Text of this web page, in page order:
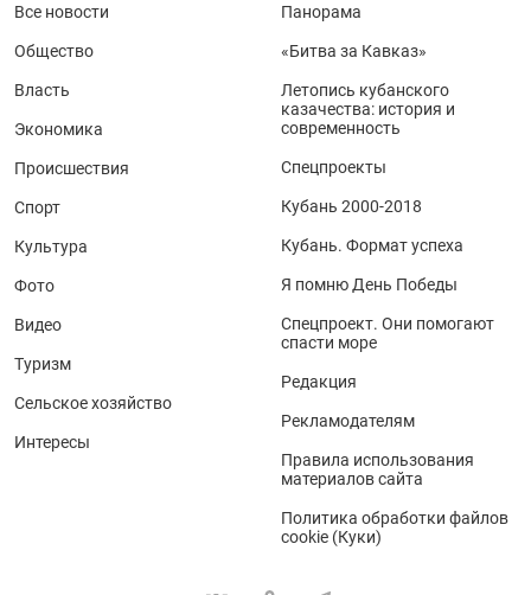
Все новости
Общество
Власть
Экономика
Происшествия
Спорт
Культура
Фото
Видео
Туризм
Сельское хозяйство
Интересы
Панорама
«Битва за Кавказ»
Летопись кубанского
казачества: история и
современность
Спецпроекты
Кубань 2000-2018
Кубань. Формат успеха
Я помню День Победы
Спецпроект. Они помогают
спасти море
Редакция
Рекламодателям
Правила использования
материалов сайта
Политика обработки файлов
cookie (Куки)